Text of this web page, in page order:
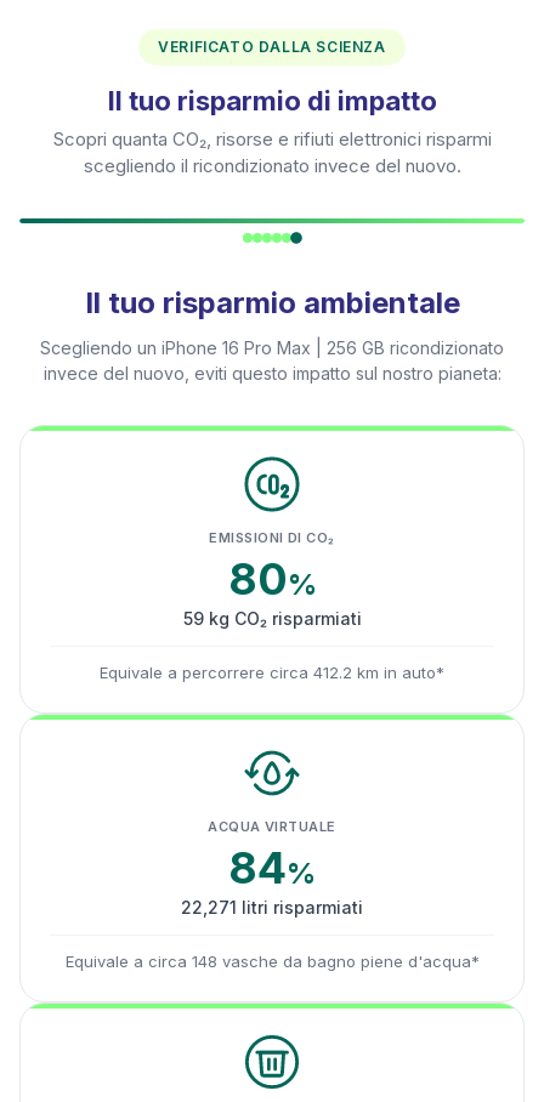
VERIFICATO DALLA SCIENZA
Il tuo risparmio di impatto
Scopri quanta CO₂, risorse e rifiuti elettronici risparmi
scegliendo il ricondizionato invece del nuovo.
Il tuo risparmio ambientale
Scegliendo un iPhone 16 Pro Max | 256 GB ricondizionato
invece del nuovo, eviti questo impatto sul nostro pianeta:
EMISSIONI DI CO₂
80%
59 kg CO₂ risparmiati
Equivale a percorrere circa 412.2 km in auto*
ACQUA VIRTUALE
84%
22,271 litri risparmiati
Equivale a circa 148 vasche da bagno piene d'acqua*